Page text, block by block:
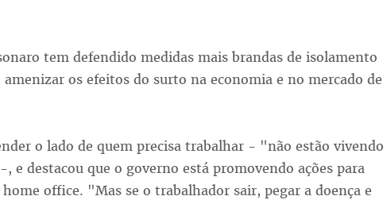
tem defendido medidas mais brandas de isolamento
os efeitos do surto na economia e no mercado de
o lado de quem precisa trabalhar - "não estão vivendo
e destacou que o governo está promovendo ações para
office. "Mas se o trabalhador sair, pegar a doença e